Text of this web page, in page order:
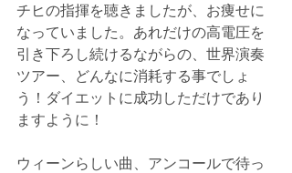
チヒの指揮を聴きましたが、お痩せに
なっていました。あれだけの高電圧を
引き下ろし続けるながらの、世界演奏
ツアー、どんなに消耗する事でしょ
う！ダイエットに成功しただけであり
ますように！
ウィーンらしい曲、アンコールで待っ